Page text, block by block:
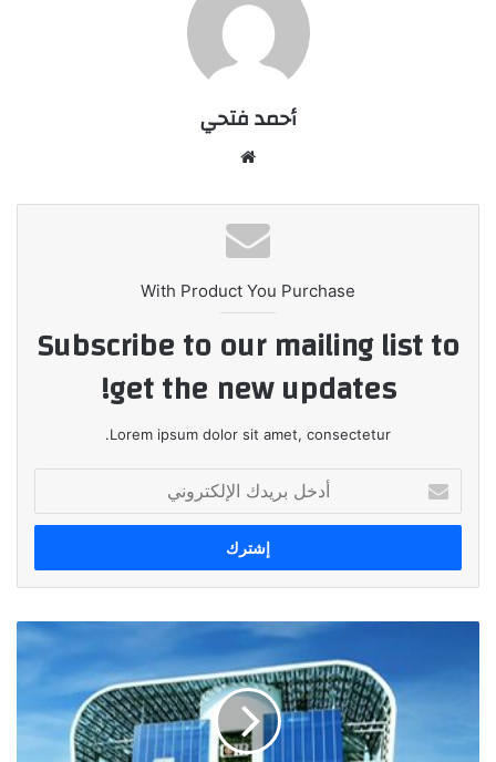
أحمد فتحي
With Product You Purchase
Subscribe to our mailing list to
get the new updates!
Lorem ipsum dolor sit amet, consectetur.
بريدك
الإلكتروني